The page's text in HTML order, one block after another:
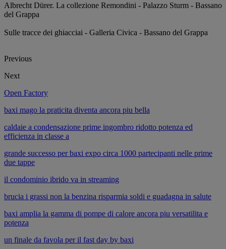
Albrecht Dürer. La collezione Remondini - Palazzo Sturm - Bassano
del Grappa
Sulle tracce dei ghiacciai - Galleria Civica - Bassano del Grappa
Previous
Next
Open Factory
baxi mago la praticita diventa ancora piu bella
caldaie a condensazione prime ingombro ridotto potenza ed
efficienza in classe a
grande successo per baxi expo circa 1000 partecipanti nelle prime
due tappe
il condominio ibrido va in streaming
brucia i grassi non la benzina risparmia soldi e guadagna in salute
baxi amplia la gamma di pompe di calore ancora piu versatilita e
potenza
un finale da favola per il fast day by baxi